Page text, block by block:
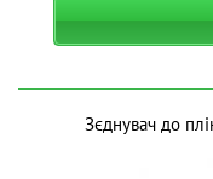
Зєднувач до